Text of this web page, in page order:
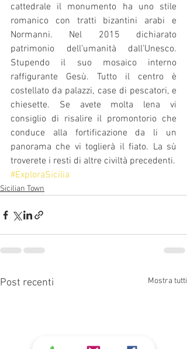
cattedrale il monumento ha uno stile
romanico con tratti bizantini arabi e
Normanni. Nel 2015 dichiarato
patrimonio dell’umanità dall’Unesco.
Stupendo il suo mosaico interno
raffigurante Gesù. Tutto il centro è
costellato da palazzi, case di pescatori, e
chiesette. Se avete molta lena vi
consiglio di risalire il promontorio che
conduce alla fortificazione da li un
panorama che vi toglierà il fiato. La sù
troverete i resti di altre civiltà precedenti.
#ExploraSicilia
Sicilian Town
Post recenti Mostra tutti